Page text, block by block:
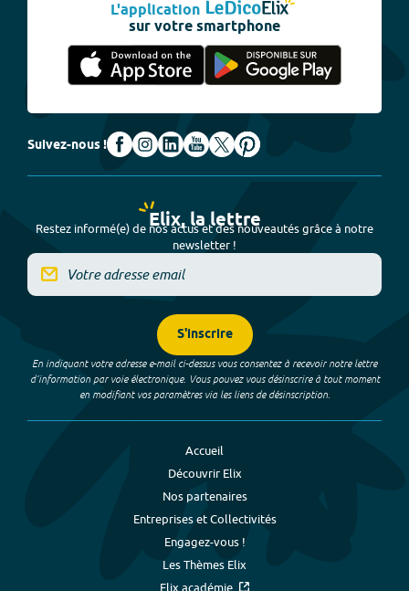
L'application
sur votre smartphone
Suivez-nous !
Elix, la lettre
Restez informé(e) de nos actus et des nouveautés grâce à notre
newsletter !
S'inscrire
En indiquant votre adresse e-mail ci-dessus vous consentez à recevoir notre lettre
d’information par voie électronique. Vous pouvez vous désinscrire à tout moment
en modifiant vos paramètres via les liens de désinscription.
Accueil
Découvrir Elix
Nos partenaires
Entreprises et Collectivités
Engagez-vous !
Les Thèmes Elix
Elix académie